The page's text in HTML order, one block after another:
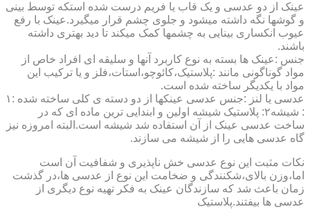
عینک از دو عدسی و یک قاب یا فریم درست شده استکه توسط بینی
و گوشها نگه داشته میشود و جلوی چشم قرار میگیرد.عینک با رفع
عیوب انکساری بینایی به چشمها کمک میکند تا دید بهتری داشته
باشند.
جنس :عینک ها بسته به نوع کاربرد آنها و سلیقه ای افراد خاص از
مواد گوناگونی مانند :پلاستیک،کائوچو،استات،فلز و یا ترکیب این
مواد با یکدیگر ساخته شده است.
عدسی یا لنز :جنس عدسی عینکها از دو دسته ی کلی ساخته شده :۱
: شیشه۲: پلاستیک شیشه اولین و ابندایی ترین ماده ای که در
ساخت عدسی عینک از آن استفاده شد شیشه است.البته امروزه نیز
گاه عدسی هایی را از شیشه می سازند.
نکات مثبت این نوع عدسی خش ناپذیری و شفافیت آن است
اما،وزن بالای،شکنندگی و ضخامت این نوع از عدسی ها،در گذشت
زمان باعث شد که سازندگان عینک به فکر تهیه نوع دیگری از
عدسی ها بیفتند.پلاستیک